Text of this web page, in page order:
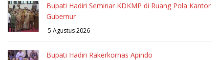
Bupati Hadiri Seminar KDKMP di Ruang Pola Kantor
Gubernur
5 Agustus 2026
Bupati Hadiri Rakerkornas Apindo